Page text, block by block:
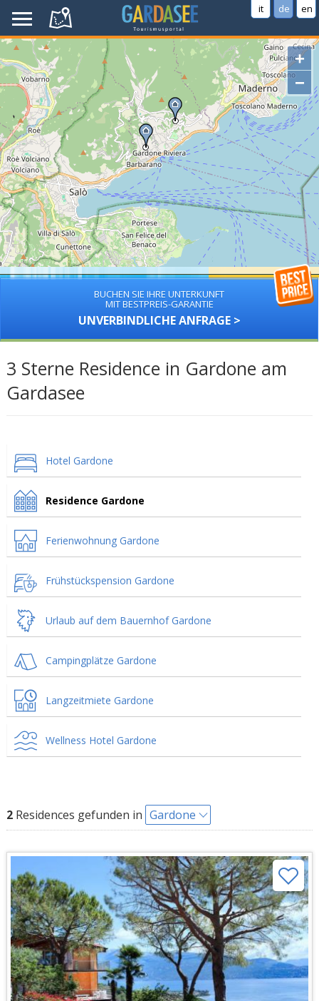
it de en
+
−
BUCHEN SIE IHRE UNTERKUNFT
MIT BESTPREIS-GARANTIE
UNVERBINDLICHE ANFRAGE >
3 Sterne Residence in Gardone am
Gardasee
Hotel Gardone
Residence Gardone
Ferienwohnung Gardone
Frühstückspension Gardone
Urlaub auf dem Bauernhof Gardone
Campingplätze Gardone
Langzeitmiete Gardone
Wellness Hotel Gardone
2Residences gefunden in Gardone